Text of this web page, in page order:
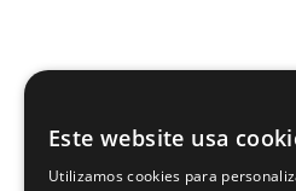
Este website usa
Utilizamos cookies para